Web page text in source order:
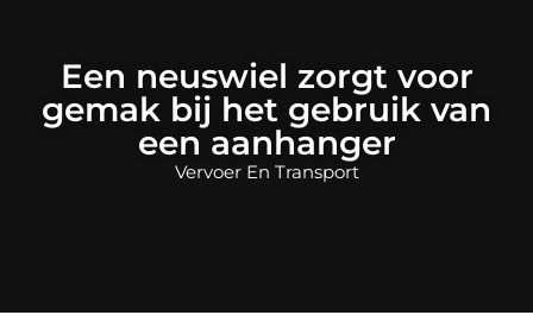
Een neuswiel zorgt voor
gemak bij het gebruik van
een aanhanger
Vervoer En Transport